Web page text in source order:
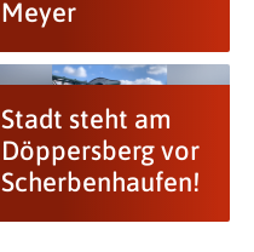
Meyer
Stadt steht am
Döppersberg vor
Scherbenhaufen!